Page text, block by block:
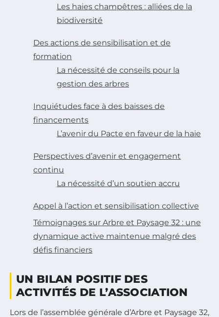
Les haies champêtres : alliées de la
biodiversité
Des actions de sensibilisation et de
formation
La nécessité de conseils pour la
gestion des arbres
Inquiétudes face à des baisses de
financements
L’avenir du Pacte en faveur de la haie
Perspectives d’avenir et engagement
continu
La nécessité d’un soutien accru
Appel à l’action et sensibilisation collective
Témoignages sur Arbre et Paysage 32 : une
dynamique active maintenue malgré des
défis financiers
UN BILAN POSITIF DES
ACTIVITÉS DE L’ASSOCIATION
Lors de l’assemblée générale d’Arbre et Paysage 32,